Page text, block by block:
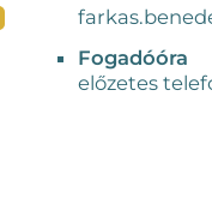
Fogadóóra
előzetes